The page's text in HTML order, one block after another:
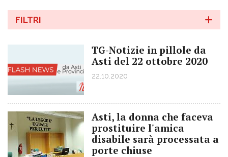
FILTRI
TG-Notizie in pillole da
Asti del 22 ottobre 2020
22.10.2020
Asti, la donna che faceva
prostituire l'amica
disabile sarà processata a
porte chiuse